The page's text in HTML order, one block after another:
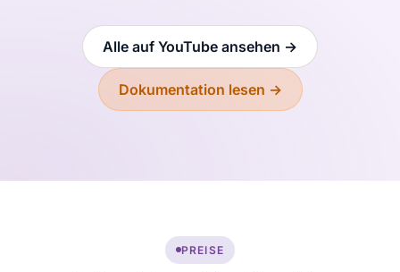
Alle auf YouTube ansehen →
Dokumentation lesen →
PREISE